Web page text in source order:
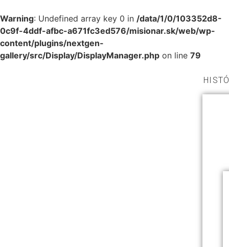
Warning: Undefined array key 0 in /data/1/0/103352d8-
0c9f-4ddf-afbc-a671fc3ed576/misionar.sk/web/wp-
content/plugins/nextgen-
gallery/src/Display/DisplayManager.php on line 79